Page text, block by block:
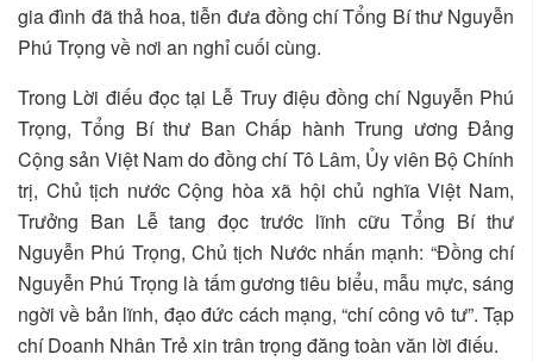
gia đình đã thả hoa, tiễn đưa đồng chí Tổng Bí thư Nguyễn
Phú Trọng về nơi an nghỉ cuối cùng.
Trong Lời điếu đọc tại Lễ Truy điệu đồng chí Nguyễn Phú
Trọng, Tổng Bí thư Ban Chấp hành Trung ương Đảng
Cộng sản Việt Nam do đồng chí Tô Lâm, Ủy viên Bộ Chính
trị, Chủ tịch nước Cộng hòa xã hội chủ nghĩa Việt Nam,
Trưởng Ban Lễ tang đọc trước lĩnh cữu Tổng Bí thư
Nguyễn Phú Trọng, Chủ tịch Nước nhấn mạnh: “Đồng chí
Nguyễn Phú Trọng là tấm gương tiêu biểu, mẫu mực, sáng
ngời về bản lĩnh, đạo đức cách mạng, “chí công vô tư”. Tạp
chí Doanh Nhân Trẻ xin trân trọng đăng toàn văn lời điếu.